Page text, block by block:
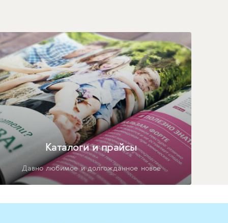
Каталоги и прайсы
Давно любимое и долгожданное новое